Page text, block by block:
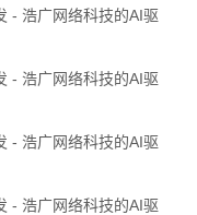
- 浩广网络科技的AI驱
- 浩广网络科技的AI驱
- 浩广网络科技的AI驱
- 浩广网络科技的AI驱